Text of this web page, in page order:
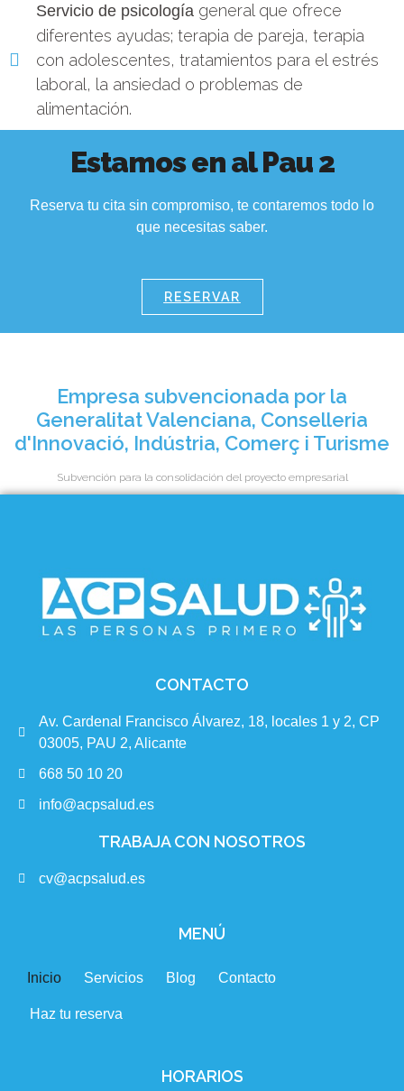
Servicio de psicología general que ofrece
diferentes ayudas; terapia de pareja, terapia
con adolescentes, tratamientos para el estrés
laboral, la ansiedad o problemas de
alimentación.
Estamos en al Pau 2
Reserva tu cita sin compromiso, te contaremos todo lo
que necesitas saber.
RESERVAR
Empresa subvencionada por la
Generalitat Valenciana, Conselleria
d'Innovació, Indústria, Comerç i Turisme
Subvención para la consolidación del proyecto empresarial
CONTACTO
Av. Cardenal Francisco Álvarez, 18, locales 1 y 2, CP
03005, PAU 2, Alicante
668 50 10 20
info@acpsalud.es
TRABAJA CON NOSOTROS
cv@acpsalud.es
MENÚ
Inicio Servicios Blog Contacto
Haz tu reserva
HORARIOS